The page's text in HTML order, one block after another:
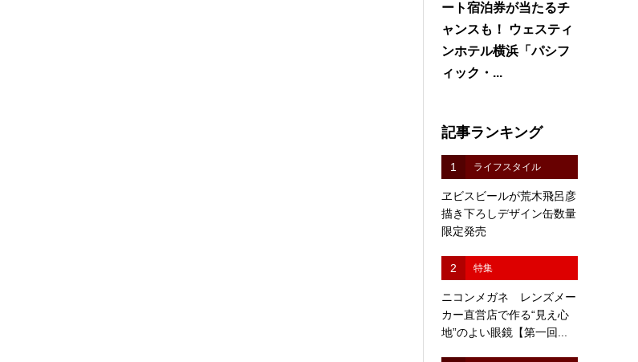
ート宿泊券が当たるチ
ャンスも！ ウェスティ
ンホテル横浜「パシフ
ィック・...
記事ランキング
1 ライフスタイル
ヱビスビールが荒木飛呂彦
描き下ろしデザイン缶数量
限定発売
2 特集
ニコンメガネ レンズメー
カー直営店で作る“見え心
地”のよい眼鏡【第一回...